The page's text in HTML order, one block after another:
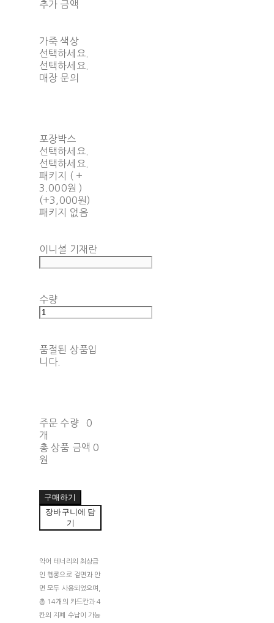
추가 금액
가죽 색상
선택하세요.
선택하세요.
매장 문의
포장박스
선택하세요.
선택하세요.
패키지 ( +
3.000원 )
(+3,000원)
패키지 없음
이니셜 기재란
수량
품절된 상품입
니다.
주문 수량
0
개
총 상품 금액 0
원
구매하기
장바구니에 담
기
악어 테너리의 최상급
인 헹롱으로 겉면과 안
면 모두 사용되었으며,
총 14개의 카드칸과 4
칸의 지폐 수납이 가능